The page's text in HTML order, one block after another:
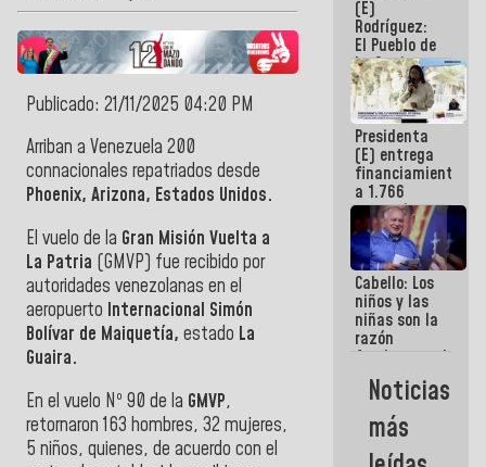
Publicado: 21/11/2025 04:20 PM
Arriban a Venezuela 200
connacionales repatriados desde
Phoenix, Arizona, Estados Unidos.
El vuelo de la Gran Misión Vuelta a
La Patria (GMVP) fue recibido por
autoridades venezolanas en el
aeropuerto Internacional Simón
Bolívar de Maiquetía, estado La
Guaira.
En el vuelo Nº 90 de la GMVP,
retornaron 163 hombres, 32 mujeres,
5 niños, quienes, de acuerdo con el
Guaira
(E)
Rodríguez:
El Pueblo de
La Guaira
siempre
estará
acompañada
por el
Gobierno
Nacional
Presidenta
(E) entrega
financiamientos
a 1.766
comerciantes
y
emprendedores
afectados
por
terremotos
Cabello: Los
niños y las
niñas son la
razón
fundamental
de todo lo
que
estamos
haciendo
Noticias
más